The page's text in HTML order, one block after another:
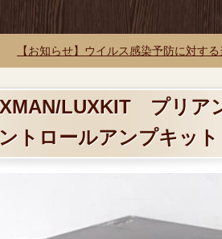
【お知らせ】ウイルス感染予防に対す
LUXKIT プリ
トロールアンプキッ